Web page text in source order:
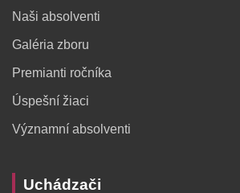
Naši absolventi
Galéria zboru
Premianti ročníka
Úspešní žiaci
Významní absolventi
Uchádzači